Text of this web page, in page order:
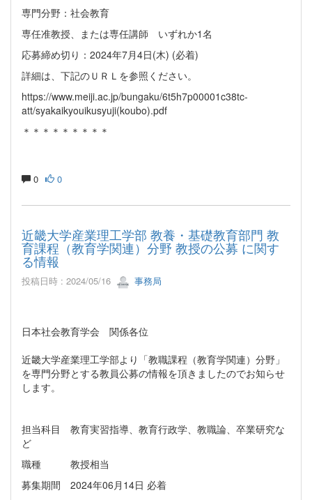
専門分野：社会教育
専任准教授、または専任講師 いずれか1名
応募締め切り：2024年7月4日(木) (必着)
詳細は、下記のＵＲＬを参照ください。
https://www.meiji.ac.jp/bungaku/6t5h7p00001c38tc-
att/syakaikyouikusyuji(koubo).pdf
＊＊＊＊＊＊＊＊＊
0 0
近畿大学産業理工学部 教養・基礎教育部門 教
育課程（教育学関連）分野 教授の公募 に関す
る情報
投稿日時 : 2024/05/16 事務局
日本社会教育学会 関係各位
近畿大学産業理工学部より「教職課程（教育学関連）分野」
を専門分野とする教員公募の情報を頂きましたのでお知らせ
します。
担当科目 教育実習指導、教育行政学、教職論、卒業研究な
ど
職種 教授相当
募集期間 2024年06月14日 必着